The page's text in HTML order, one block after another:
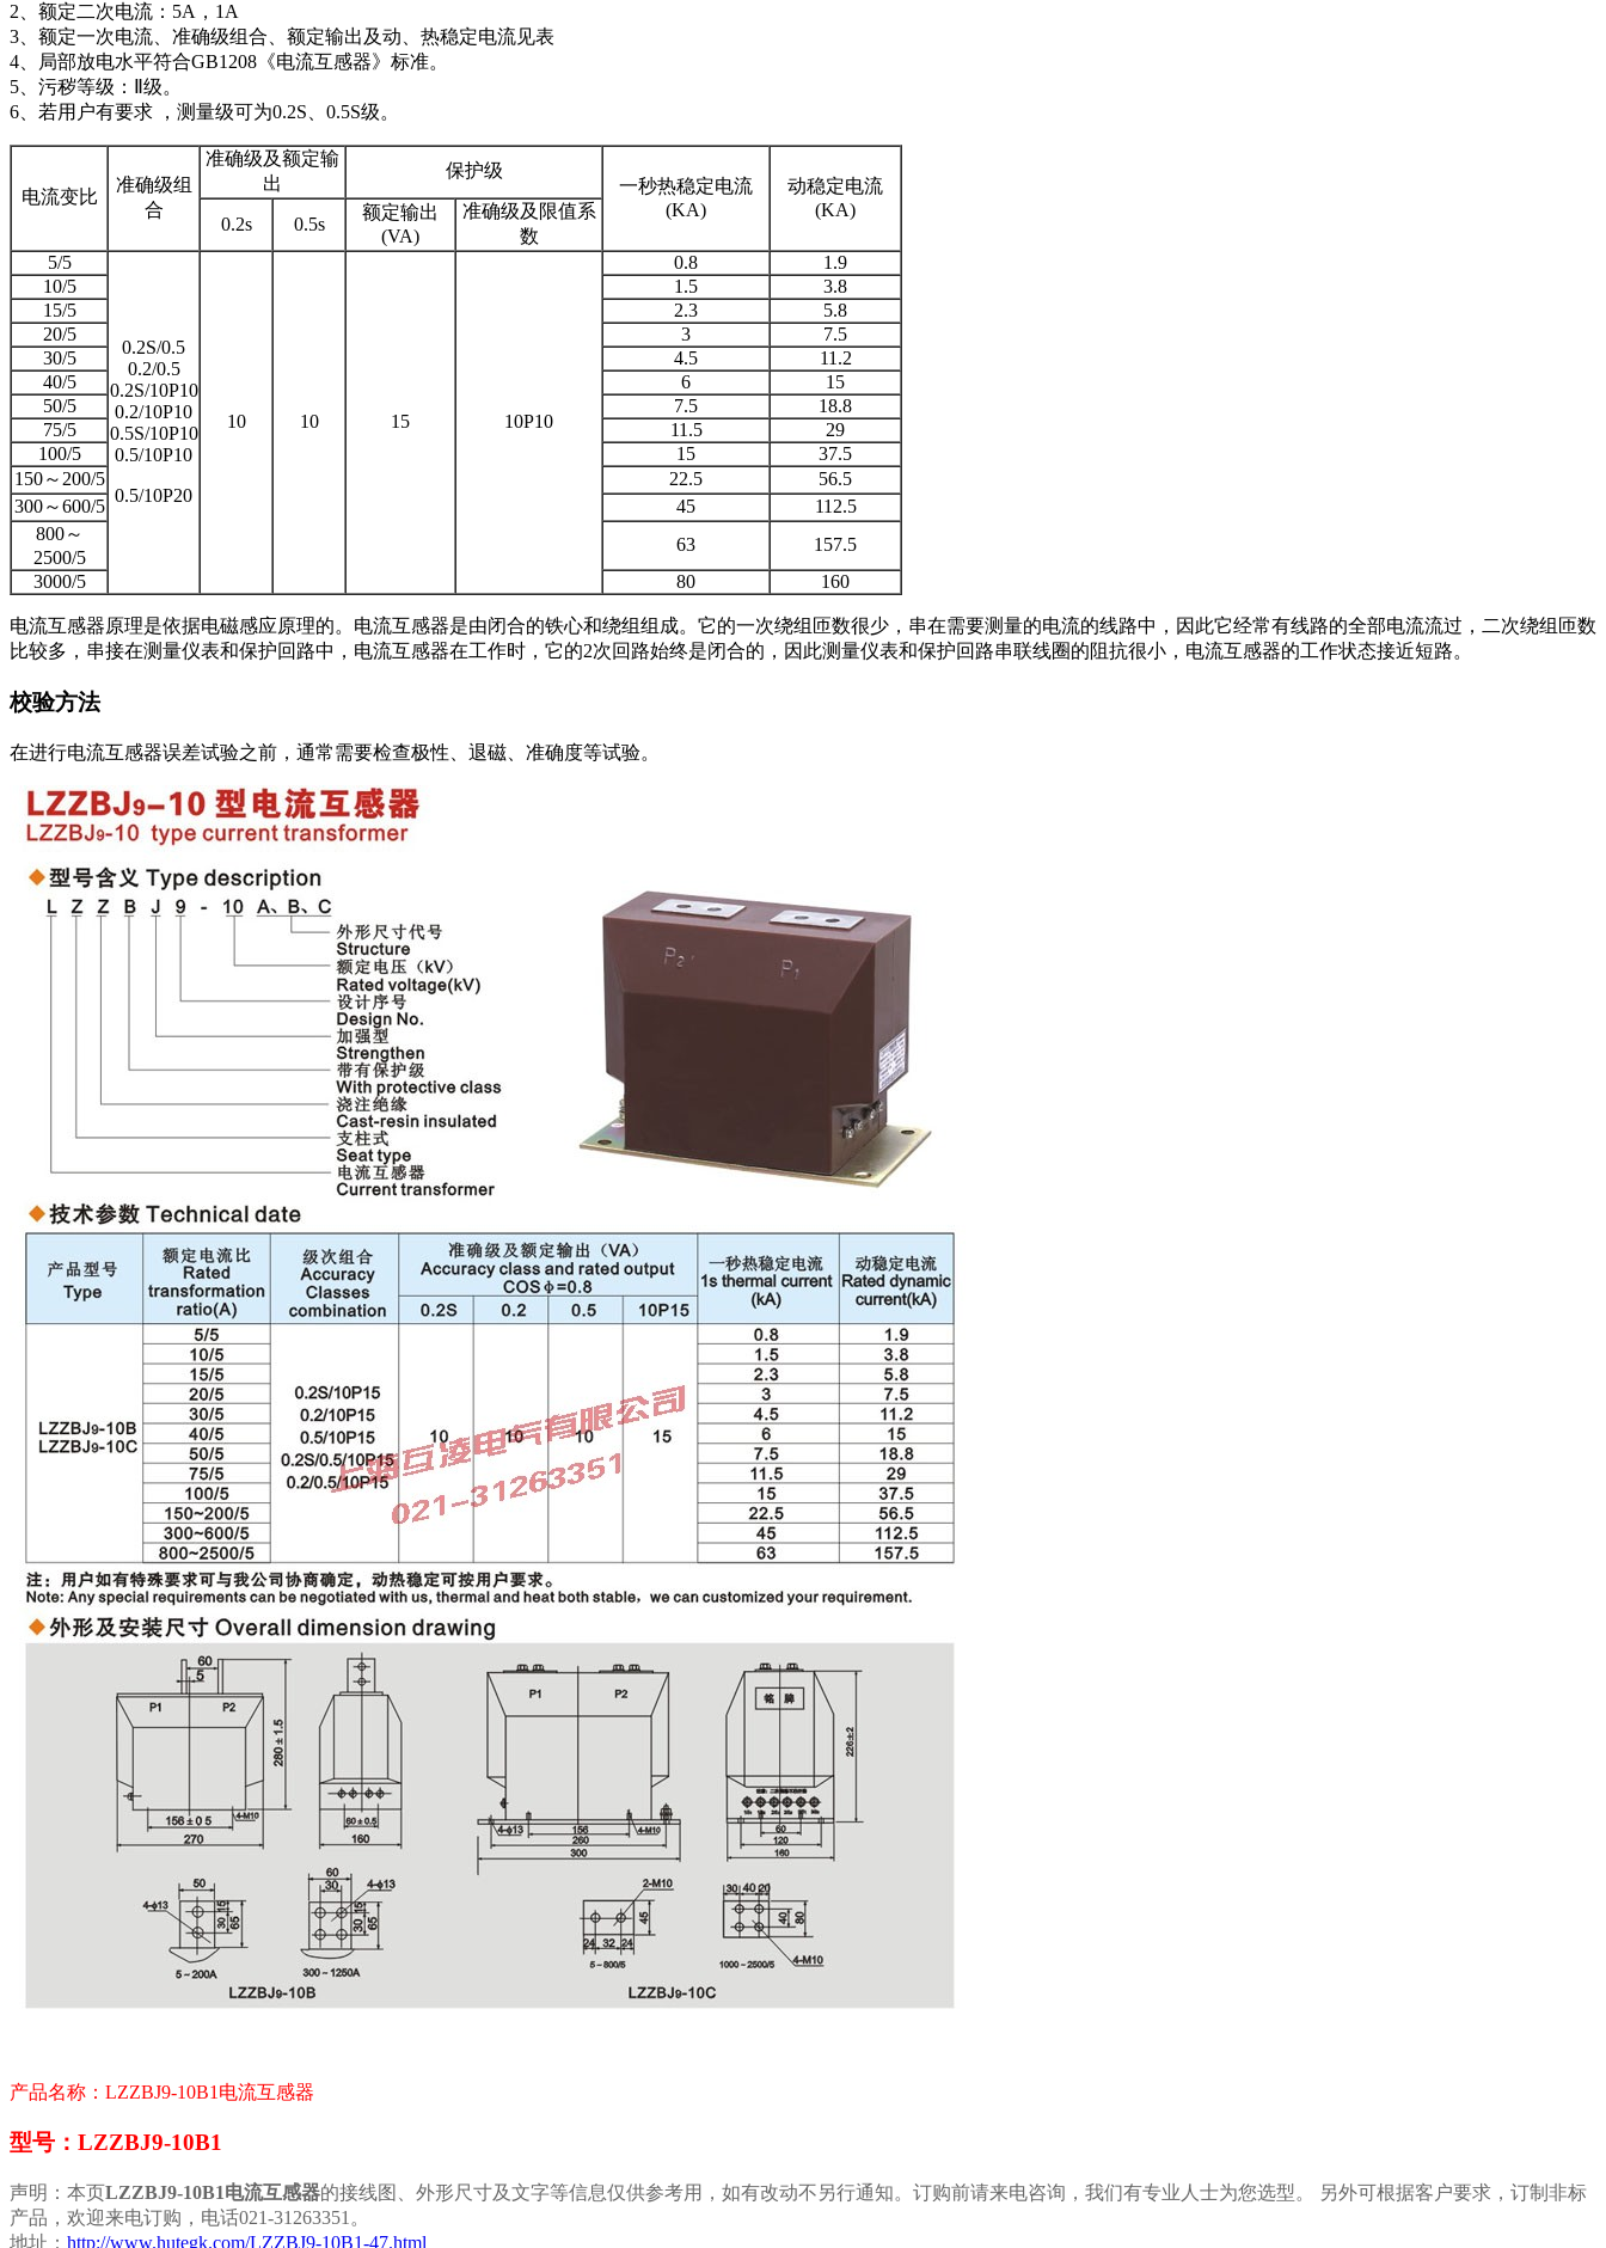
2、额定二次电流：5A，1A
3、额定一次电流、准确级组合、额定输出及动、热稳定电流见表
4、局部放电水平符合GB1208《电流互感器》标准。
5、污秽等级：Ⅱ级。
6、若用户有要求 ，测量级可为0.2S、0.5S级。
电流变比
准确级组
合
准确级及额定输
出
保护级
一秒热稳定电流
(KA)
动稳定电流
(KA)
0.2s 0.5s
额定输出
(VA)
准确级及限值系
数
5/5
0.2S/0.5
0.2/0.5
0.2S/10P10
0.2/10P10
0.5S/10P10
0.5/10P10
0.5/10P20
10 10 15 10P10
0.8
1.9
10/5
1.5
3.8
15/5
2.3
5.8
20/5
3
7.5
30/5
4.5
11.2
40/5
6
15
50/5
7.5
18.8
75/5
11.5
29
100/5
15
37.5
150～200/5
22.5
56.5
300～600/5
45
112.5
800～
2500/5
63
157.5
3000/5
80 160
电流互感器原理是依据电磁感应原理的。电流互感器是由闭合的铁心和绕组组成。它的一次绕组匝数很少，串在需要测量的电流的线路中，因此它经常有线路的全部电流流过，二次绕组匝数
比较多，串接在测量仪表和保护回路中，电流互感器在工作时，它的2次回路始终是闭合的，因此测量仪表和保护回路串联线圈的阻抗很小，电流互感器的工作状态接近短路。
校验方法
在进行电流互感器误差试验之前，通常需要检查极性、退磁、准确度等试验。
产品名称：LZZBJ9-10B1电流互感器
型号：LZZBJ9-10B1
声明：本页LZZBJ9-10B1电流互感器的接线图、外形尺寸及文字等信息仅供参考用，如有改动不另行通知。订购前请来电咨询，我们有专业人士为您选型。 另外可根据客户要求，订制非标
产品，欢迎来电订购，电话021-31263351。
地址： http://www.hutegk.com/LZZBJ9-10B1-47.html